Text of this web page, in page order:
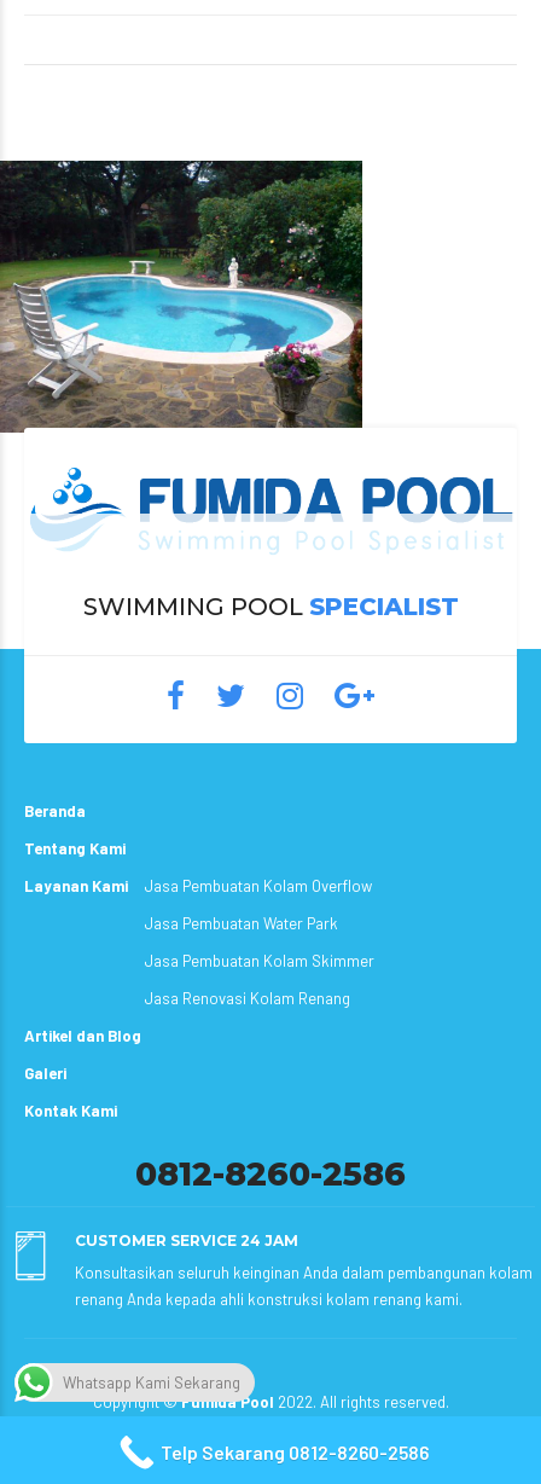
SWIMMING POOL SPECIALIST
Beranda
Tentang Kami
Layanan Kami
Jasa Pembuatan Kolam Overflow
Jasa Pembuatan Water Park
Jasa Pembuatan Kolam Skimmer
Jasa Renovasi Kolam Renang
Artikel dan Blog
Galeri
Kontak Kami
0812-8260-2586
CUSTOMER SERVICE 24 JAM
Konsultasikan seluruh keinginan Anda dalam pembangunan kolam
renang Anda kepada ahli konstruksi kolam renang kami.
Copyright ©Fumida Pool 2022. All rights reserved.
Whatsapp Kami Sekarang
Telp Sekarang 0812-8260-2586